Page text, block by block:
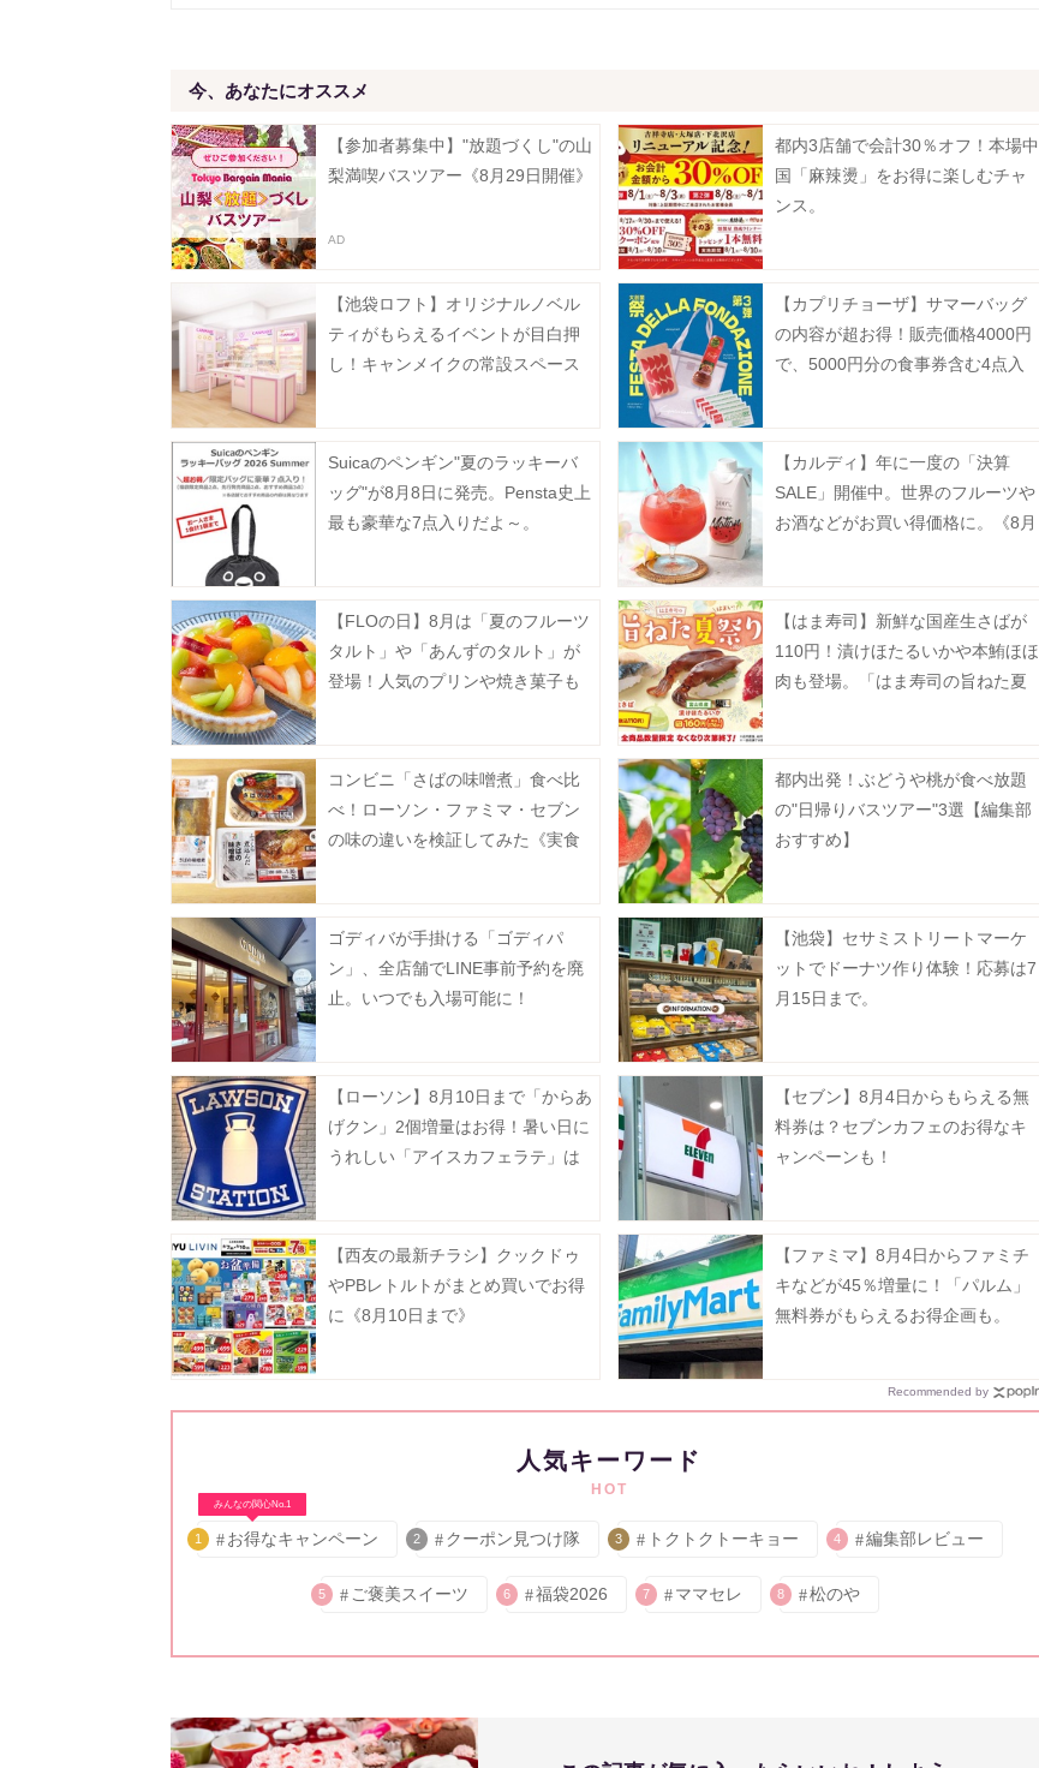
今、あなたにオススメ
【参加者募集中】"放題づくし"の山
梨満喫バスツアー《8月29日開催》
都内3店舗で会計30％オフ！本場中
国「麻辣燙」をお得に楽しむチャ
ンス。
【池袋ロフト】オリジナルノベル
ティがもらえるイベントが目白押
し！キャンメイクの常設スペース
【カプリチョーザ】サマーバッグ
の内容が超お得！販売価格4000円
で、5000円分の食事券含む4点入
Suicaのペンギン"夏のラッキーバ
ッグ"が8月8日に発売。Pensta史上
最も豪華な7点入りだよ～。
【カルディ】年に一度の「決算
SALE」開催中。世界のフルーツや
お酒などがお買い得価格に。《8月
【FLOの日】8月は「夏のフルーツ
タルト」や「あんずのタルト」が
登場！人気のプリンや焼き菓子も
【はま寿司】新鮮な国産生さばが
110円！漬けほたるいかや本鮪ほほ
肉も登場。「はま寿司の旨ねた夏
コンビニ「さばの味噌煮」食べ比
べ！ローソン・ファミマ・セブン
の味の違いを検証してみた《実食
都内出発！ぶどうや桃が食べ放題
の"日帰りバスツアー"3選【編集部
おすすめ】
ゴディバが手掛ける「ゴディパ
ン」、全店舗でLINE事前予約を廃
止。いつでも入場可能に！
【池袋】セサミストリートマーケ
ットでドーナツ作り体験！応募は7
月15日まで。
【ローソン】8月10日まで「からあ
げクン」2個増量はお得！暑い日に
うれしい「アイスカフェラテ」は
【セブン】8月4日からもらえる無
料券は？セブンカフェのお得なキ
ャンペーンも！
【西友の最新チラシ】クックドゥ
やPBレトルトがまとめ買いでお得
に《8月10日まで》
【ファミマ】8月4日からファミチ
キなどが45％増量に！「パルム」
無料券がもらえるお得企画も。
Recommended by
人気キーワード
HOT
みんなの関心No.1
1 お得なキャンペーン 2 クーポン見つけ隊 3 トクトクトーキョー 4 編集部レビュー
5 ご褒美スイーツ 6 福袋2026 7 ママセレ 8 松のや